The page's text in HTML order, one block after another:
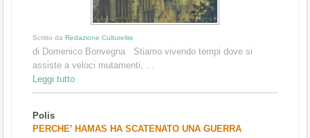
Scritto da Redazione Culturelite
di Domenico Bonvegna Stiamo vivendo tempi dove si
assiste a veloci mutamenti, ...
Leggi tutto
Polis
PERCHE’ HAMAS HA SCATENATO UNA GUERRA